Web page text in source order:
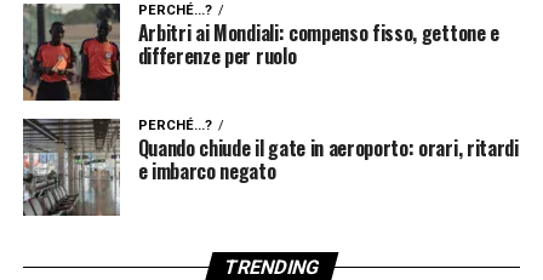
PERCHÉ...?
Arbitri ai Mondiali: compenso fisso, gettone e
differenze per ruolo
PERCHÉ...?
Quando chiude il gate in aeroporto: orari, ritardi
e imbarco negato
TRENDING